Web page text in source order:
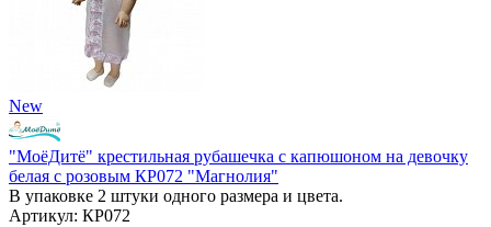
New
"МоёДитё" крестильная рубашечка с капюшоном на девочку
белая с розовым КР072 "Магнолия"
В упаковке 2 штуки одного размера и цвета.
Артикул: КР072